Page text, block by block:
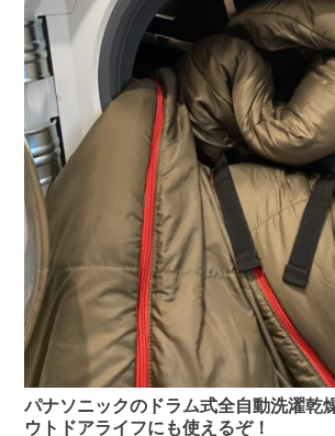
パナソニックのドラム式全自動洗濯乾
ウトドアライフにも使えるぞ！